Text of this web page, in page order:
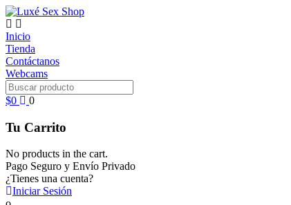
Ir
al
contenido
Inicio
Tienda
Contáctanos
Webcams
Buscar
producto
$0 0
Tu Carrito
No products in the cart.
Pago Seguro y Envío Privado
¿Tienes una cuenta?
Iniciar Sesión